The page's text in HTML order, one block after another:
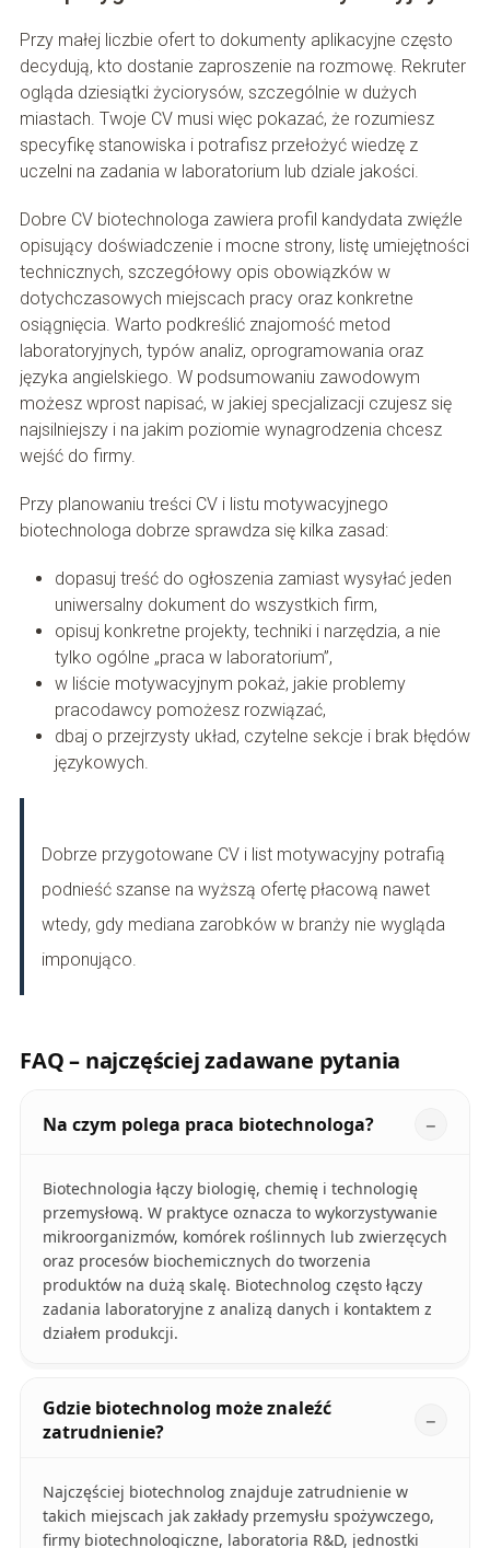
Przy małej liczbie ofert to dokumenty aplikacyjne często
decydują, kto dostanie zaproszenie na rozmowę. Rekruter
ogląda dziesiątki życiorysów, szczególnie w dużych
miastach. Twoje CV musi więc pokazać, że rozumiesz
specyfikę stanowiska i potrafisz przełożyć wiedzę z
uczelni na zadania w laboratorium lub dziale jakości.
Dobre CV biotechnologa zawiera profil kandydata zwięźle
opisujący doświadczenie i mocne strony, listę umiejętności
technicznych, szczegółowy opis obowiązków w
dotychczasowych miejscach pracy oraz konkretne
osiągnięcia. Warto podkreślić znajomość metod
laboratoryjnych, typów analiz, oprogramowania oraz
języka angielskiego. W podsumowaniu zawodowym
możesz wprost napisać, w jakiej specjalizacji czujesz się
najsilniejszy i na jakim poziomie wynagrodzenia chcesz
wejść do firmy.
Przy planowaniu treści CV i listu motywacyjnego
biotechnologa dobrze sprawdza się kilka zasad:
dopasuj treść do ogłoszenia zamiast wysyłać jeden
uniwersalny dokument do wszystkich firm,
opisuj konkretne projekty, techniki i narzędzia, a nie
tylko ogólne „praca w laboratorium”,
w liście motywacyjnym pokaż, jakie problemy
pracodawcy pomożesz rozwiązać,
dbaj o przejrzysty układ, czytelne sekcje i brak błędów
językowych.
Dobrze przygotowane CV i list motywacyjny potrafią
podnieść szanse na wyższą ofertę płacową nawet
wtedy, gdy mediana zarobków w branży nie wygląda
imponująco.
FAQ – najczęściej zadawane pytania
Na czym polega praca biotechnologa?
Biotechnologia łączy biologię, chemię i technologię
przemysłową. W praktyce oznacza to wykorzystywanie
mikroorganizmów, komórek roślinnych lub zwierzęcych
oraz procesów biochemicznych do tworzenia
produktów na dużą skalę. Biotechnolog często łączy
zadania laboratoryjne z analizą danych i kontaktem z
działem produkcji.
Gdzie biotechnolog może znaleźć
zatrudnienie?
Najczęściej biotechnolog znajduje zatrudnienie w
takich miejscach jak zakłady przemysłu spożywczego,
firmy biotechnologiczne, laboratoria R&D, jednostki